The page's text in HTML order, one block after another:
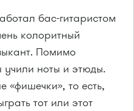
бас-гитаристом
колоритный
Помимо
ноты и этюды.
то есть,
тот или этот